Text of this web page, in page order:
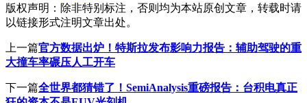
版权声明： 除非特别标注，否则均为本站原创文章，转载时请
以链接形式注明文章出处。
上一篇官方数据出炉！特斯拉发布影响力报告：辅助驾驶的重
大撞车率碾压人工开车
下一篇全世界都猜错了！SemiAnalysis重磅报告：台积电真正